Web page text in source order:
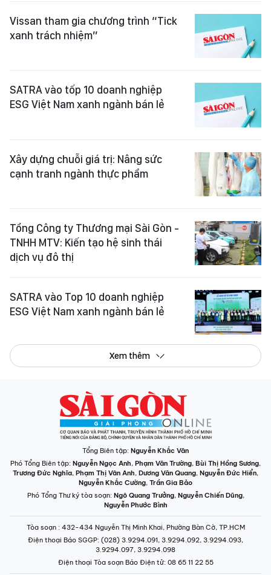
Vissan tham gia chương trình “Tick
xanh trách nhiệm”
SATRA vào tốp 10 doanh nghiệp
ESG Việt Nam xanh ngành bán lẻ
Xây dựng chuỗi giá trị: Nâng sức
cạnh tranh ngành thực phẩm
Tổng Công ty Thương mại Sài Gòn -
TNHH MTV: Kiến tạo hệ sinh thái
dịch vụ đô thị
SATRA vào Top 10 doanh nghiệp
ESG Việt Nam xanh ngành bán lẻ
Xem thêm
Tổng Biên tập: Nguyễn Khắc Văn
Phó Tổng Biên tập: Nguyễn Ngọc Anh, Phạm Văn Trường, Bùi Thị Hồng Sương,
Trương Đức Nghĩa, Phạm Thị Vân Anh, Dương Văn Quang, Nguyễn Đức Hiển,
Nguyễn Khắc Cường, Trần Gia Bảo
Phó Tổng Thư ký tòa soạn: Ngô Quang Trưởng, Nguyễn Chiến Dũng,
Nguyễn Phước Bình
Tòa soạn : 432-434 Nguyễn Thị Minh Khai, Phường Bàn Cờ, TP.HCM
Điện thoại Báo SGGP: (028) 3.9294.091, 3.9294.092, 3.9294.093,
3.9294.097, 3.9294.098
Điện thoại Tòa soạn Báo Điện tử: 08 65 11 22 55